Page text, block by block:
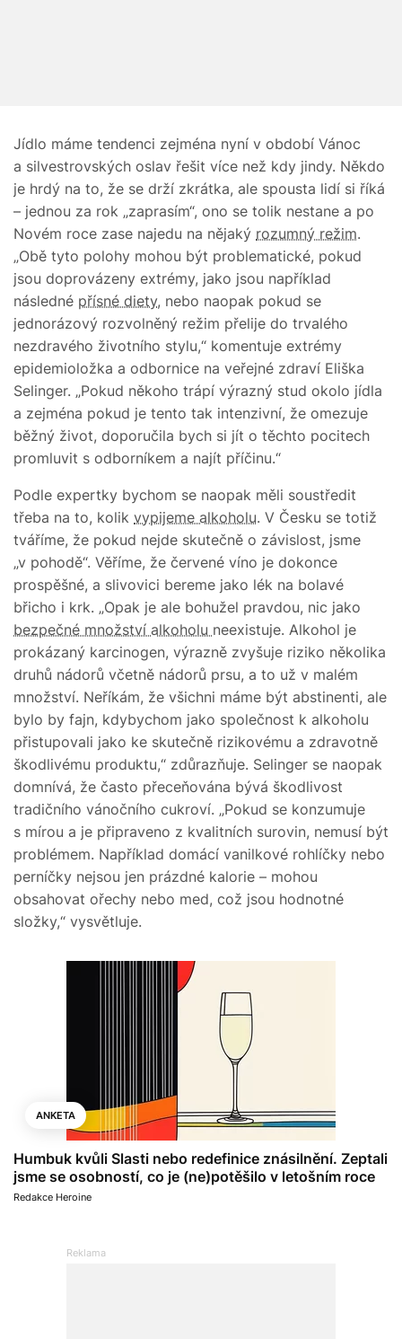
Jídlo máme tendenci zejména nyní v období Vánoc
a silvestrovských oslav řešit více než kdy jindy. Někdo
je hrdý na to, že se drží zkrátka, ale spousta lidí si říká
– jednou za rok „zaprasím“, ono se tolik nestane a po
Novém roce zase najedu na nějaký rozumný režim.
„Obě tyto polohy mohou být problematické, pokud
jsou doprovázeny extrémy, jako jsou například
následné přísné diety, nebo naopak pokud se
jednorázový rozvolněný režim přelije do trvalého
nezdravého životního stylu,“ komentuje extrémy
epidemioložka a odbornice na veřejné zdraví Eliška
Selinger. „Pokud někoho trápí výrazný stud okolo jídla
a zejména pokud je tento tak intenzivní, že omezuje
běžný život, doporučila bych si jít o těchto pocitech
promluvit s odborníkem a najít příčinu.“
Podle expertky bychom se naopak měli soustředit
třeba na to, kolik vypijeme alkoholu. V Česku se totiž
tváříme, že pokud nejde skutečně o závislost, jsme
„v pohodě“. Věříme, že červené víno je dokonce
prospěšné, a slivovici bereme jako lék na bolavé
břicho i krk. „Opak je ale bohužel pravdou, nic jako
bezpečné množství alkoholu neexistuje. Alkohol je
prokázaný karcinogen, výrazně zvyšuje riziko několika
druhů nádorů včetně nádorů prsu, a to už v malém
množství. Neříkám, že všichni máme být abstinenti, ale
bylo by fajn, kdybychom jako společnost k alkoholu
přistupovali jako ke skutečně rizikovému a zdravotně
škodlivému produktu,“ zdůrazňuje. Selinger se naopak
domnívá, že často přeceňována bývá škodlivost
tradičního vánočního cukroví. „Pokud se konzumuje
s mírou a je připraveno z kvalitních surovin, nemusí být
problémem. Například domácí vanilkové rohlíčky nebo
perníčky nejsou jen prázdné kalorie – mohou
obsahovat ořechy nebo med, což jsou hodnotné
složky,“ vysvětluje.
ANKETA
Humbuk kvůli Slasti nebo redefinice znásilnění. Zeptali
jsme se osobností, co je (ne)potěšilo v letošním roce
Redakce Heroine